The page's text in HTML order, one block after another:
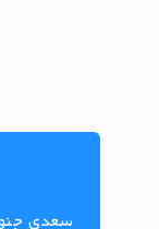
سعدی